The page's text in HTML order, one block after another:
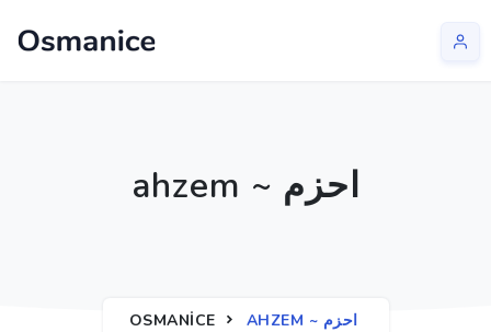
ahzem ~ احزم
OSMANICE AHZEM ~ احزم